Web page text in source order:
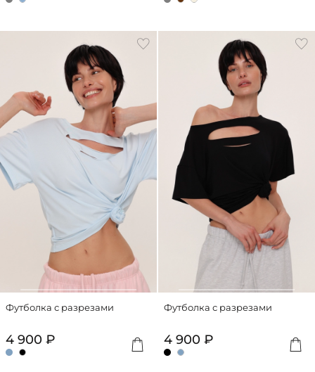
Футболка с разрезами
4 900 ₽
Футболка с разрезами
4 900 ₽